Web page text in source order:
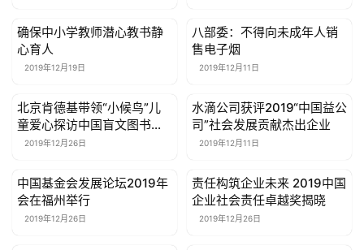
们公益资讯
确保中小学教师潜心教书静
心育人
2019年12月19日
公益资讯
八部委：不得向未成年人销
售电子烟
2019年12月11日
公益资讯
北京肯德基带领“小候鸟”儿
童爱心探访中国盲文图书
馆，以声相伴视力障碍阅读
2019年12月26日
公益资讯
水滴公司获评2019“中国益公
司”社会发展贡献杰出企业
2019年12月11日
公益资讯
中国基金会发展论坛2019年
会在福州举行
2019年12月26日
公益资讯
责任构筑企业未来 2019中国
企业社会责任卓越奖揭晓
2019年12月26日